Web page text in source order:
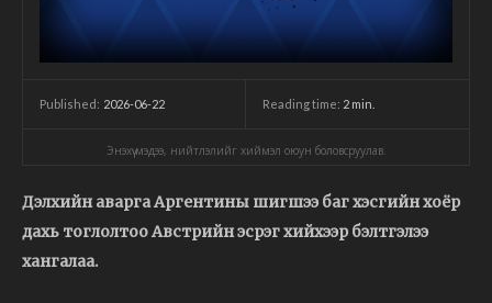
Published: 2026-06-22 Reading time: 2 min.
Энэхүү мэдээ, нийтлэлийг хиймэл оюун боловсруулав.
Дэлхийн аварга Аргентины шигшээ баг хэсгийн хоёр
дахь тоглолтоо Австрийн эсрэг хийхээр бэлтгэлээ
хангалаа.